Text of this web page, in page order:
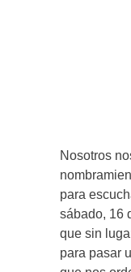
Nosotros
para
sábado, 16
que sin
para pasar